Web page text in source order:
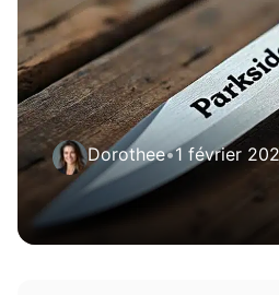
Dorothee•1 février